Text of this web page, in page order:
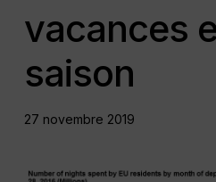
vacances
saison
27 novembre 2019